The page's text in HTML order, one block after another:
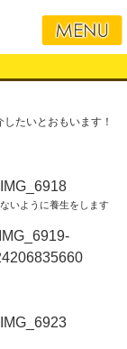
たいとおもいます！
いように養生をします